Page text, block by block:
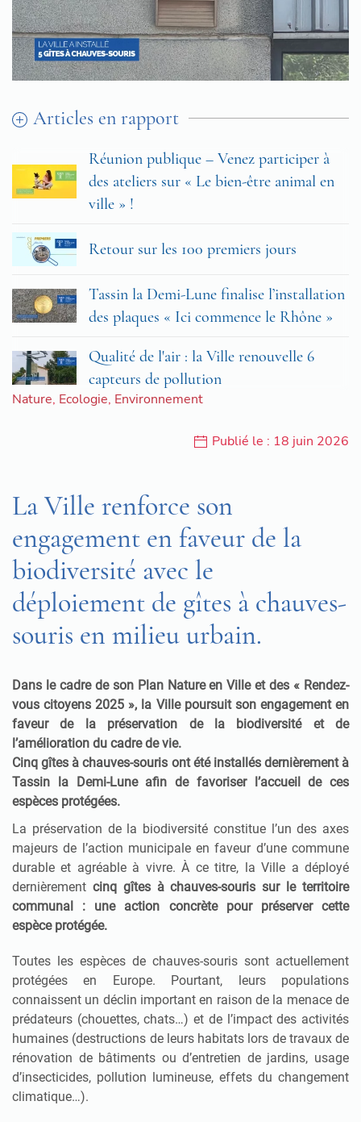
Articles en rapport
Réunion publique – Venez participer à
des ateliers sur « Le bien-être animal en
ville » !
Retour sur les 100 premiers jours
Tassin la Demi-Lune finalise l’installation
des plaques « Ici commence le Rhône »
Qualité de l'air : la Ville renouvelle 6
capteurs de pollution
Nature, Ecologie, Environnement
Publié le : 18 juin 2026
La Ville renforce son
engagement en faveur de la
biodiversité avec le
déploiement de gîtes à chauves-
souris en milieu urbain.
Dans le cadre de son Plan Nature en Ville et des « Rendez-
vous citoyens 2025 », la Ville poursuit son engagement en
faveur de la préservation de la biodiversité et de
l’amélioration du cadre de vie.
Cinq gîtes à chauves-souris ont été installés dernièrement à
Tassin la Demi-Lune afin de favoriser l’accueil de ces
espèces protégées.
La préservation de la biodiversité constitue l’un des axes
majeurs de l’action municipale en faveur d’une commune
durable et agréable à vivre. À ce titre, la Ville a déployé
dernièrement cinq gîtes à chauves-souris sur le territoire
communal : une action concrète pour préserver cette
espèce protégée.
Toutes les espèces de chauves-souris sont actuellement
protégées en Europe. Pourtant, leurs populations
connaissent un déclin important en raison de la menace de
prédateurs (chouettes, chats…) et de l’impact des activités
humaines (destructions de leurs habitats lors de travaux de
rénovation de bâtiments ou d’entretien de jardins, usage
d’insecticides, pollution lumineuse, effets du changement
climatique…).